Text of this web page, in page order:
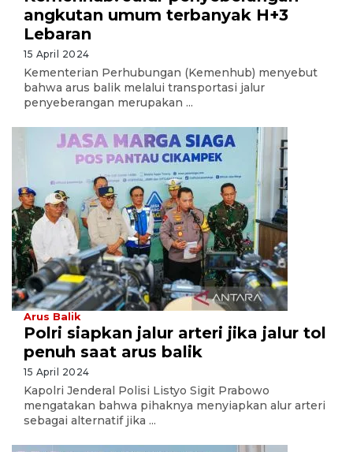
angkutan umum terbanyak H+3
Lebaran
15 April 2024
Kementerian Perhubungan (Kemenhub) menyebut
bahwa arus balik melalui transportasi jalur
penyeberangan merupakan ...
Arus Balik
Polri siapkan jalur arteri jika jalur tol
penuh saat arus balik
15 April 2024
Kapolri Jenderal Polisi Listyo Sigit Prabowo
mengatakan bahwa pihaknya menyiapkan alur arteri
sebagai alternatif jika ...